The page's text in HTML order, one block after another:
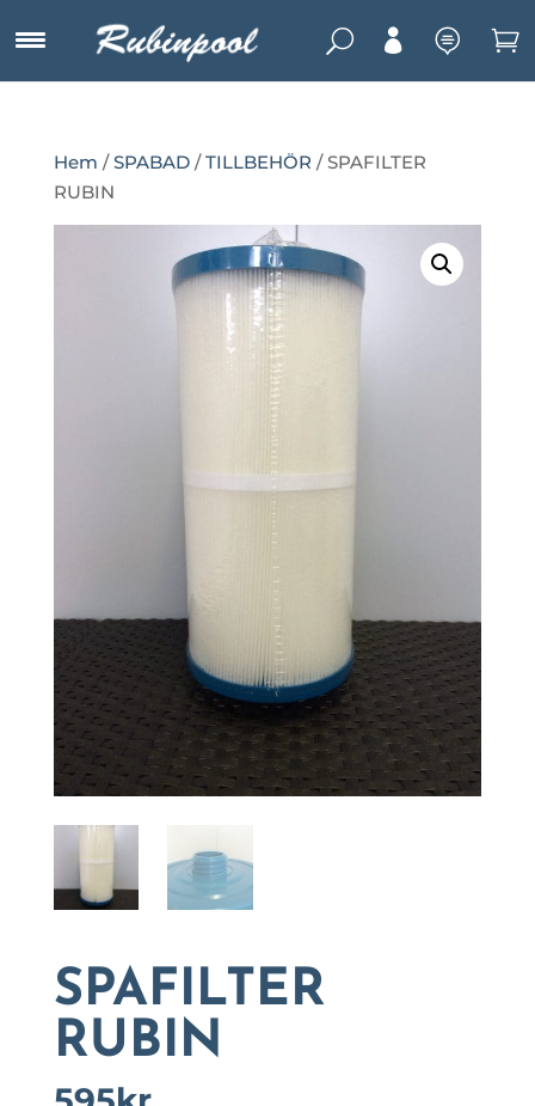
U   
Hem /SPABAD/TILLBEHÖR / SPAFILTER
RUBIN
SPAFILTER
RUBIN